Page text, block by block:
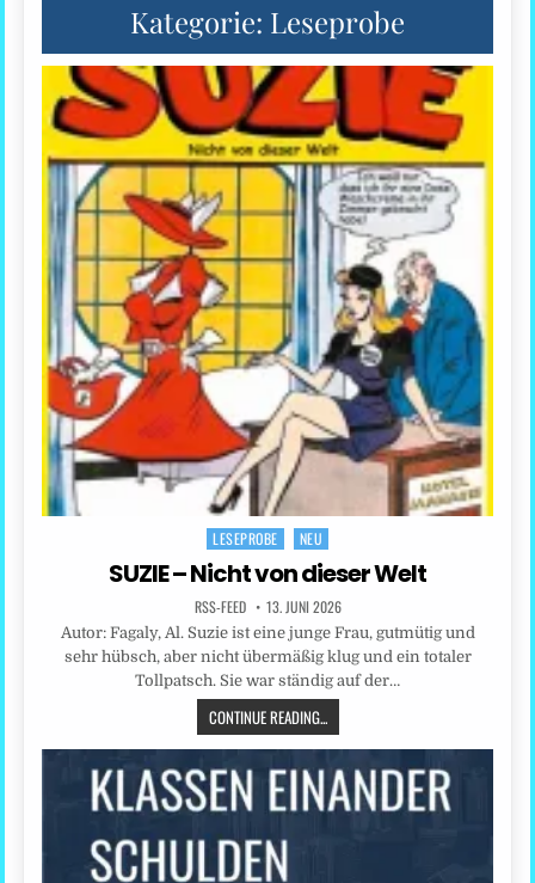
Kategorie: Leseprobe
Posted
in
LESEPROBE NEU
SUZIE – Nicht von dieser Welt
RSS-FEED 13. JUNI 2026
Autor: Fagaly, Al. Suzie ist eine junge Frau, gutmütig und
sehr hübsch, aber nicht übermäßig klug und ein totaler
Tollpatsch. Sie war ständig auf der…
CONTINUE READING...